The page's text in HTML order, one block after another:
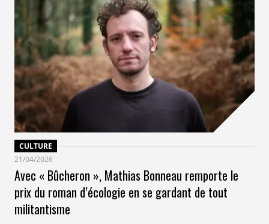
CULTURE
21/04/2026
Avec « Bûcheron », Mathias Bonneau remporte le
prix du roman d’écologie en se gardant de tout
militantisme